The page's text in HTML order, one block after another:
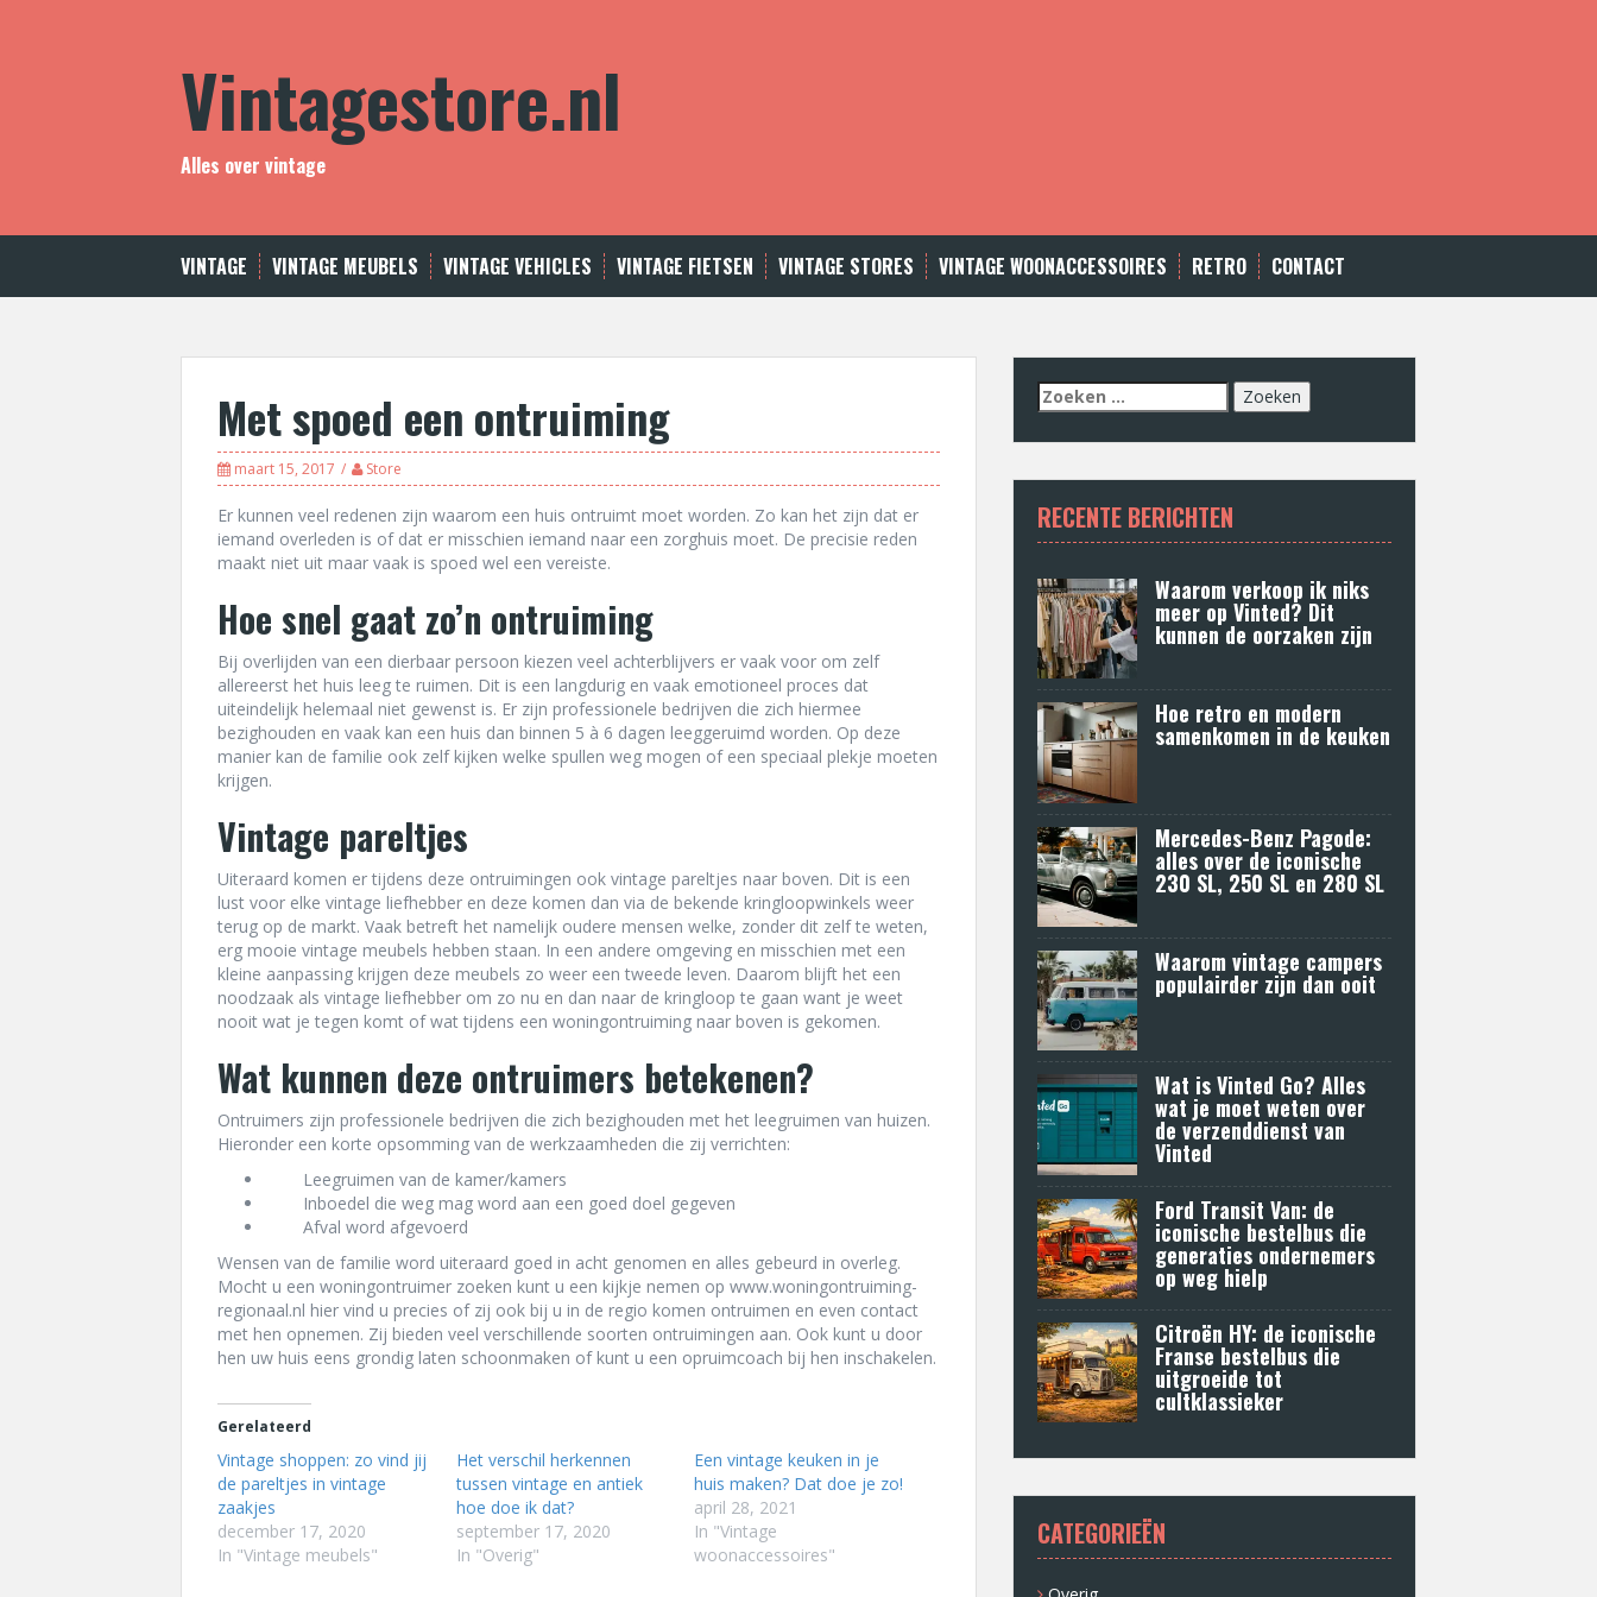
Vintagestore.nl
Alles over vintage
VINTAGE VINTAGE MEUBELS VINTAGE VEHICLES VINTAGE FIETSEN VINTAGE STORES VINTAGE WOONACCESSOIRES RETRO CONTACT
Met spoed een ontruiming
maart 15, 2017 Store
Er kunnen veel redenen zijn waarom een huis ontruimt moet worden. Zo kan het zijn dat er
iemand overleden is of dat er misschien iemand naar een zorghuis moet. De precisie reden
maakt niet uit maar vaak is spoed wel een vereiste.
Hoe snel gaat zo’n ontruiming
Bij overlijden van een dierbaar persoon kiezen veel achterblijvers er vaak voor om zelf
allereerst het huis leeg te ruimen. Dit is een langdurig en vaak emotioneel proces dat
uiteindelijk helemaal niet gewenst is. Er zijn professionele bedrijven die zich hiermee
bezighouden en vaak kan een huis dan binnen 5 à 6 dagen leeggeruimd worden. Op deze
manier kan de familie ook zelf kijken welke spullen weg mogen of een speciaal plekje moeten
krijgen.
Vintage pareltjes
Uiteraard komen er tijdens deze ontruimingen ook vintage pareltjes naar boven. Dit is een
lust voor elke vintage liefhebber en deze komen dan via de bekende kringloopwinkels weer
terug op de markt. Vaak betreft het namelijk oudere mensen welke, zonder dit zelf te weten,
erg mooie vintage meubels hebben staan. In een andere omgeving en misschien met een
kleine aanpassing krijgen deze meubels zo weer een tweede leven. Daarom blijft het een
noodzaak als vintage liefhebber om zo nu en dan naar de kringloop te gaan want je weet
nooit wat je tegen komt of wat tijdens een woningontruiming naar boven is gekomen.
Wat kunnen deze ontruimers betekenen?
Ontruimers zijn professionele bedrijven die zich bezighouden met het leegruimen van huizen.
Hieronder een korte opsomming van de werkzaamheden die zij verrichten:
Leegruimen van de kamer/kamers
Inboedel die weg mag word aan een goed doel gegeven
Afval word afgevoerd
Wensen van de familie word uiteraard goed in acht genomen en alles gebeurd in overleg.
Mocht u een woningontruimer zoeken kunt u een kijkje nemen op www.woningontruiming-
regionaal.nl hier vind u precies of zij ook bij u in de regio komen ontruimen en even contact
met hen opnemen. Zij bieden veel verschillende soorten ontruimingen aan. Ook kunt u door
hen uw huis eens grondig laten schoonmaken of kunt u een opruimcoach bij hen inschakelen.
Gerelateerd
Vintage shoppen: zo vind jij
de pareltjes in vintage
zaakjes
december 17, 2020
In "Vintage meubels"
Het verschil herkennen
tussen vintage en antiek
hoe doe ik dat?
september 17, 2020
In "Overig"
Een vintage keuken in je
huis maken? Dat doe je zo!
april 28, 2021
In "Vintage
woonaccessoires"
Zoeken
naar:
RECENTE BERICHTEN
Waarom verkoop ik niks
meer op Vinted? Dit
kunnen de oorzaken zijn
Hoe retro en modern
samenkomen in de keuken
Mercedes-Benz Pagode:
alles over de iconische
230 SL, 250 SL en 280 SL
Waarom vintage campers
populairder zijn dan ooit
Wat is Vinted Go? Alles
wat je moet weten over
de verzenddienst van
Vinted
Ford Transit Van: de
iconische bestelbus die
generaties ondernemers
op weg hielp
Citroën HY: de iconische
Franse bestelbus die
uitgroeide tot
cultklassieker
CATEGORIEËN